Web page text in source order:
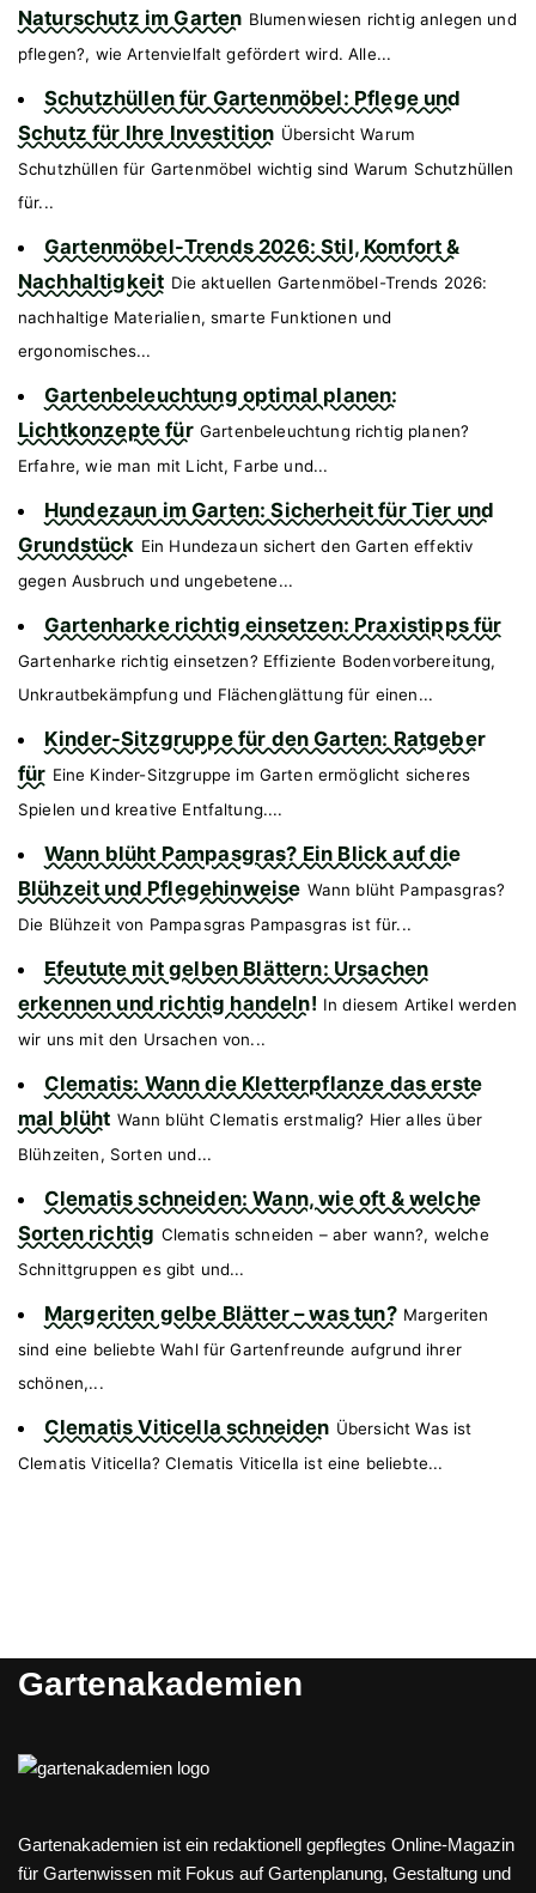
Naturschutz im Garten Blumenwiesen richtig anlegen und
pflegen?, wie Artenvielfalt gefördert wird. Alle...
Schutzhüllen für Gartenmöbel: Pflege und
Schutz für Ihre Investition Übersicht Warum
Schutzhüllen für Gartenmöbel wichtig sind Warum Schutzhüllen
für...
Gartenmöbel-Trends 2026: Stil, Komfort &
Nachhaltigkeit Die aktuellen Gartenmöbel-Trends 2026:
nachhaltige Materialien, smarte Funktionen und
ergonomisches...
Gartenbeleuchtung optimal planen:
Lichtkonzepte für Gartenbeleuchtung richtig planen?
Erfahre, wie man mit Licht, Farbe und...
Hundezaun im Garten: Sicherheit für Tier und
Grundstück Ein Hundezaun sichert den Garten effektiv
gegen Ausbruch und ungebetene...
Gartenharke richtig einsetzen: Praxistipps für
Gartenharke richtig einsetzen? Effiziente Bodenvorbereitung,
Unkrautbekämpfung und Flächenglättung für einen...
Kinder-Sitzgruppe für den Garten: Ratgeber
für Eine Kinder-Sitzgruppe im Garten ermöglicht sicheres
Spielen und kreative Entfaltung....
Wann blüht Pampasgras? Ein Blick auf die
Blühzeit und Pflegehinweise Wann blüht Pampasgras?
Die Blühzeit von Pampasgras Pampasgras ist für...
Efeutute mit gelben Blättern: Ursachen
erkennen und richtig handeln! In diesem Artikel werden
wir uns mit den Ursachen von...
Clematis: Wann die Kletterpflanze das erste
mal blüht Wann blüht Clematis erstmalig? Hier alles über
Blühzeiten, Sorten und...
Clematis schneiden: Wann, wie oft & welche
Sorten richtig Clematis schneiden – aber wann?, welche
Schnittgruppen es gibt und...
Margeriten gelbe Blätter – was tun? Margeriten
sind eine beliebte Wahl für Gartenfreunde aufgrund ihrer
schönen,...
Clematis Viticella schneiden Übersicht Was ist
Clematis Viticella? Clematis Viticella ist eine beliebte...
Gartenakademien
Gartenakademien ist ein redaktionell gepflegtes Online-Magazin
für Gartenwissen mit Fokus auf Gartenplanung, Gestaltung und